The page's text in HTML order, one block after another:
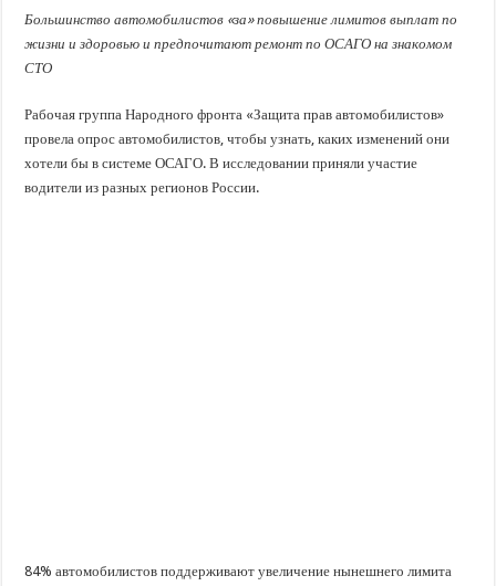
Важные правила обращения в вашу страховую компанию
В городах и районах Кубани отметили День России
Стартовал прием заявок на 20-й юбилейный молодежный форум «Регион 93»
Большинство автомобилистов «за» повышение лимитов выплат по
жизни и здоровью и предпочитают ремонт по ОСАГО на знакомом
СТО
Рабочая группа Народного фронта «Защита прав автомобилистов»
провела опрос автомобилистов, чтобы узнать, каких изменений они
хотели бы в системе ОСАГО. В исследовании приняли участие
водители из разных регионов России.
84% автомобилистов поддерживают увеличение нынешнего лимита